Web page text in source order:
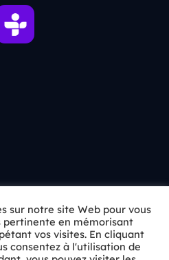
Tous droits réservés.
sur notre site Web pour vous
en mémorisant
vos visites. En cliquant
consentez à l'utilisation de